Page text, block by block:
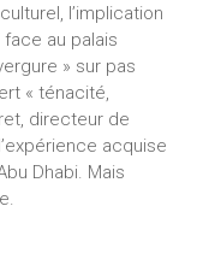
l’implication
au palais
» sur pas
« ténacité,
directeur de
acquise
Dhabi. Mais